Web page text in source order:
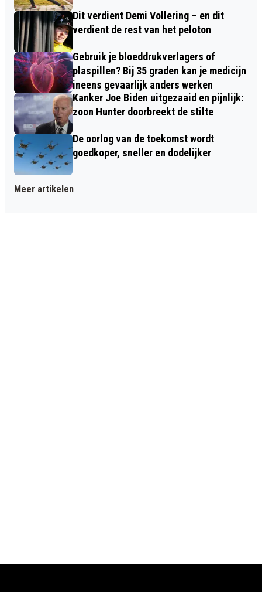
Dit verdient Demi Vollering – en dit
verdient de rest van het peloton
Gebruik je bloeddrukverlagers of
plaspillen? Bij 35 graden kan je medicijn
ineens gevaarlijk anders werken
Kanker Joe Biden uitgezaaid en pijnlijk:
zoon Hunter doorbreekt de stilte
De oorlog van de toekomst wordt
goedkoper, sneller en dodelijker
Meer artikelen